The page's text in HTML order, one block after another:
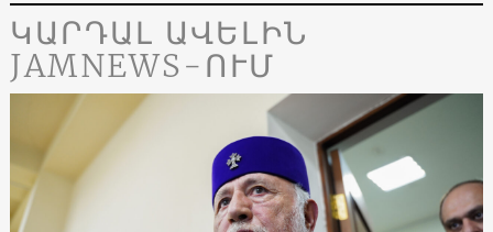
ԿԱՐԴԱԼ ԱՎԵԼԻՆ
JAMNEWS-ՈՒՄ